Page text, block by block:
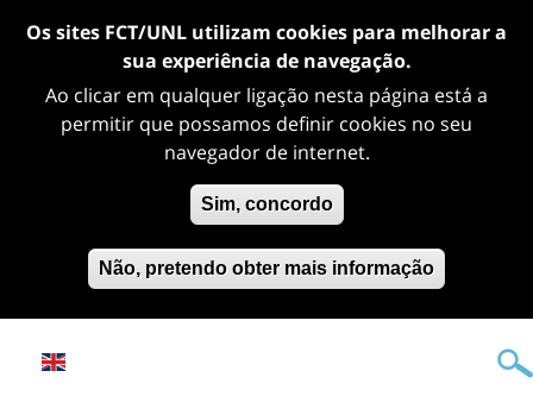
Os sites FCT/UNL utilizam cookies para melhorar a
sua experiência de navegação.
Ao clicar em qualquer ligação nesta página está a
permitir que possamos definir cookies no seu
navegador de internet.
Sim, concordo
Não, pretendo obter mais informação